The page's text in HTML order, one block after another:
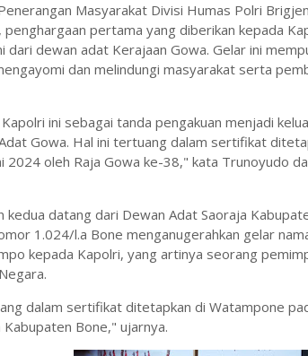
Masyarakat Divisi Humas Polri
penghargaan pertama yang diberikan kepada
dari dewan adat Kerajaan Gowa. Gelar ini
dan melindungi masyarakat serta
ini sebagai tanda pengakuan menjadi
Gowa. Hal ini tertuang dalam sertifikat
2024 oleh Raja Gowa ke-38," kata Trunoyudo
kedua datang dari Dewan Adat Saoraja
1.024/l.a Bone menganugerahkan gelar
kepada Kapolri, yang artinya seorang
dalam sertifikat ditetapkan di Watampone
Kabupaten Bone," ujarnya.